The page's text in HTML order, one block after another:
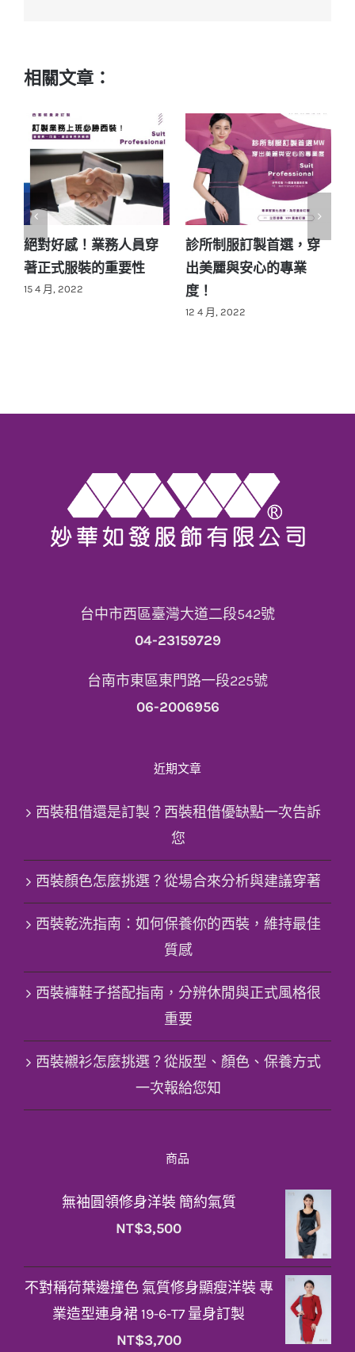
相關文章：
製首選，穿
心的專業
制服採購必看！訂製品
牌制服穿出公司的士氣
房仲制服原來
買？關於購買
台中市西區臺灣大道二段542號
04-23159729
台南市東區東門路一段225號
06-2006956
近期文章
西裝租借還是訂製？西裝租借優缺點一次告訴
您
西裝顏色怎麼挑選？從場合來分析與建議穿著
西裝乾洗指南：如何保養你的西裝，維持最佳
質感
西裝褲鞋子搭配指南，分辨休閒與正式風格很
重要
西裝襯衫怎麼挑選？從版型、顏色、保養方式
一次報給您知
商品
無袖圓領修身洋裝 簡約氣質
NT$3,500
不對稱荷葉邊撞色 氣質修身顯瘦洋裝 專
業造型連身裙 19-6-T7 量身訂製
NT$3,700